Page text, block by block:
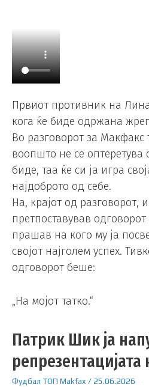
Првиот противник на
кога ќе биде одржана
Во разговорот за Макфакс
воопшто не се оптеретува
биде, таа ќе си ја игра
најдоброто од себе.
На, крајот од разговорот,
претпоставував
прашав на кого му ја
својот најголем успех.
одговорот беше:
„На мојот татко.“
Патрик Шик ја
Фудбал ТОП Makfax/25.06.2026